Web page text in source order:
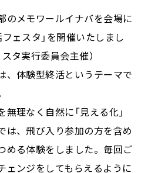
のメモワールイナバを会場に
ェスタ」を開催いたしまし
タ実行委員会主催）
体験型終活というテーマで
理なく自然に「見える化」
は、飛び入り参加の方を含め
める体験をしました。毎回ご
ェンジをしてもらえるように